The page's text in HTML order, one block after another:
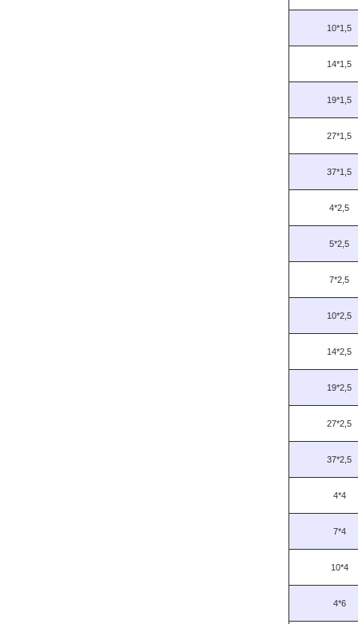
10*1,5
14*1,5
19*1,5
27*1,5
37*1,5
4*2,5
5*2,5
7*2,5
10*2,5
14*2,5
19*2,5
27*2,5
37*2,5
4*4
7*4
10*4
4*6